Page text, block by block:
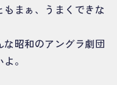
まぁ、うまくできな
昭和のアングラ劇団
。